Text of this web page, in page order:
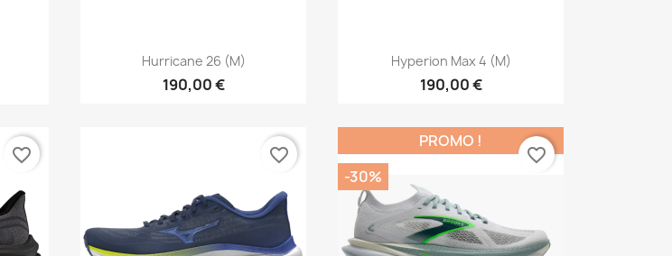
Aperçu rapide
Hurricane 26 (M)
190,00 €
Aperçu rapide
Hyperion Max 4 (M)
190,00 €
favorite_border favorite_border
PROMO !
-30%
favorite_border